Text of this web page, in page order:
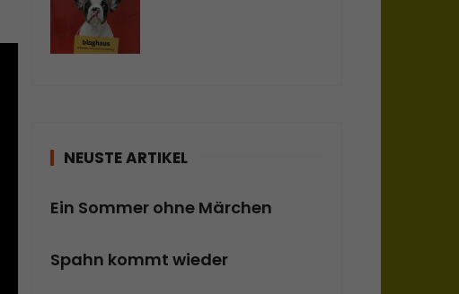
NEUSTE ARTIKEL
Ein Sommer ohne Märchen
Spahn kommt wieder